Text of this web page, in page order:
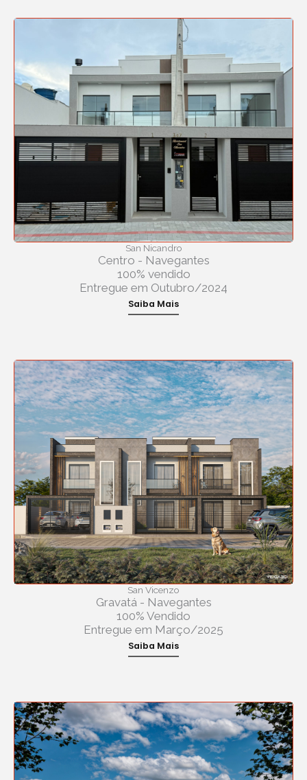
San Nicandro
Centro - Navegantes
100% vendido
Entregue em Outubro/2024
Saiba Mais
San Vicenzo
Gravatá - Navegantes
100% Vendido
Entregue em Março/2025
Saiba Mais